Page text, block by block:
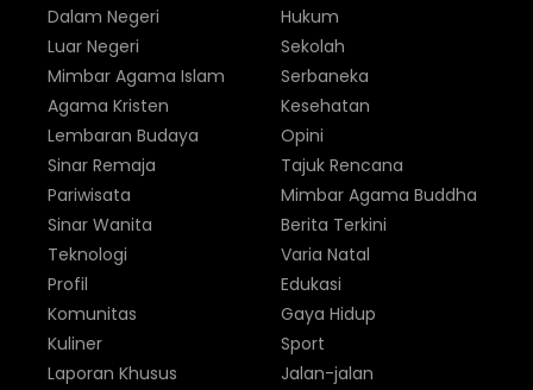
Dalam Negeri
Luar Negeri
Hukum
Sekolah
Mimbar Agama Islam
Agama Kristen
Lembaran Budaya
Sinar Remaja
Pariwisata
Sinar Wanita
Serbaneka
Kesehatan
Opini
Tajuk Rencana
Mimbar Agama Buddha
Berita Terkini
Teknologi
Profil
Komunitas
Kuliner
Laporan Khusus
Varia Natal
Edukasi
Gaya Hidup
Sport
Jalan-jalan